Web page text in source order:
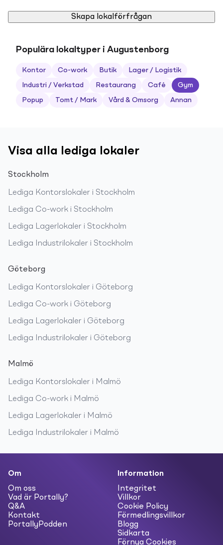
Skapa lokalförfrågan
Populära lokaltyper i Augustenborg
Kontor Co-work Butik Lager / Logistik
Industri / Verkstad Restaurang Café Gym
Popup Tomt / Mark Vård & Omsorg Annan
Visa alla lediga lokaler
Stockholm
Lediga Kontorslokaler i Stockholm
Lediga Co-work i Stockholm
Lediga Lagerlokaler i Stockholm
Lediga Industrilokaler i Stockholm
Göteborg
Lediga Kontorslokaler i Göteborg
Lediga Co-work i Göteborg
Lediga Lagerlokaler i Göteborg
Lediga Industrilokaler i Göteborg
Malmö
Lediga Kontorslokaler i Malmö
Lediga Co-work i Malmö
Lediga Lagerlokaler i Malmö
Lediga Industrilokaler i Malmö
Om
Om oss
Vad är Portally?
Q&A
Kontakt
PortallyPodden
Information
Integritet
Villkor
Cookie Policy
Förmedlingsvillkor
Blogg
Sidkarta
Förnya Cookies